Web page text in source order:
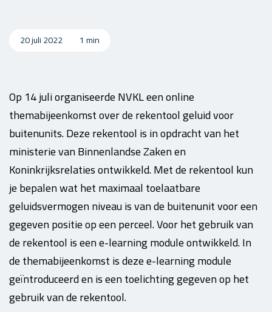
20 juli 2022 1 min
Op 14 juli organiseerde NVKL een online
themabijeenkomst over de rekentool geluid voor
buitenunits. Deze rekentool is in opdracht van het
ministerie van Binnenlandse Zaken en
Koninkrijksrelaties ontwikkeld. Met de rekentool kun
je bepalen wat het maximaal toelaatbare
geluidsvermogen niveau is van de buitenunit voor een
gegeven positie op een perceel. Voor het gebruik van
de rekentool is een e-learning module ontwikkeld. In
de themabijeenkomst is deze e-learning module
geïntroduceerd en is een toelichting gegeven op het
gebruik van de rekentool.